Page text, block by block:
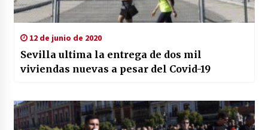
12 de junio de 2020
Sevilla ultima la entrega de dos mil
viviendas nuevas a pesar del Covid-19